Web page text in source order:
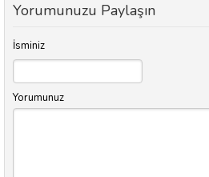
Yorumunuzu Paylaşın
İsminiz
Yorumunuz